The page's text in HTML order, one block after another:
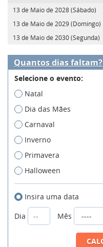
13 de Maio de 2028 (Sábado)
13 de Maio de 2029 (Domingo)
13 de Maio de 2030 (Segunda)
Quantos dias faltam?
Selecione o evento:
Natal
Dia das Mães
Carnaval
Inverno
Primavera
Halloween
Insira uma data
Dia
Mês